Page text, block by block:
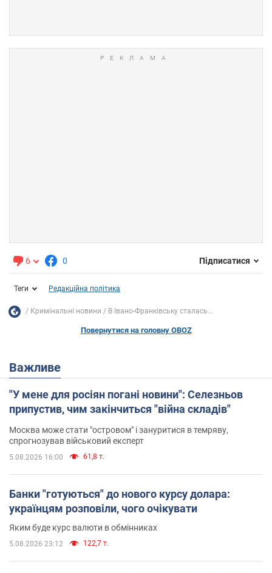
6 0 Підписатися
Теги Редакційна політика
Кримінальні новини В Івано-Франківську сталась...
Повернутися на головну OBOZ
Важливе
"У мене для росіян погані новини": Селезньов
припустив, чим закінчиться "війна складів"
Москва може стати "островом" і зануритися в темряву,
спрогнозував військовий експерт
5.08.2026 16:00 61,8 т.
Банки "готуються" до нового курсу долара:
українцям розповіли, чого очікувати
Яким буде курс валюти в обмінниках
5.08.2026 23:12 122,7 т.